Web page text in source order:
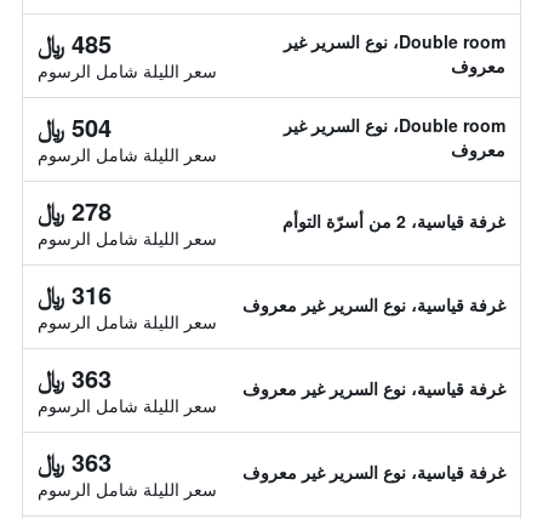
Double room، نوع السرير غير
معروف
485 ﷼
سعر الليلة شامل الرسوم
Double room، نوع السرير غير
معروف
504 ﷼
سعر الليلة شامل الرسوم
غرفة قياسية، 2 من أسرّة التوأم 278 ﷼
سعر الليلة شامل الرسوم
غرفة قياسية، نوع السرير غير معروف 316 ﷼
سعر الليلة شامل الرسوم
غرفة قياسية، نوع السرير غير معروف 363 ﷼
سعر الليلة شامل الرسوم
غرفة قياسية، نوع السرير غير معروف 363 ﷼
سعر الليلة شامل الرسوم